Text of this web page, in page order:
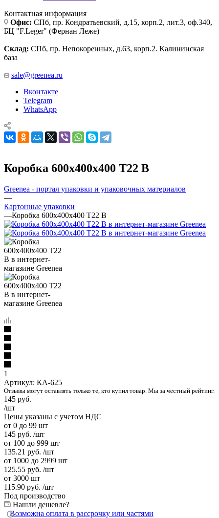
Контактная информация
Офис: СПб, пр. Кондратьевский, д.15, корп.2, лит.3, оф.340,
БЦ "F.Leger" (Фернан Леже)
Склад: СПб, пр. Непокоренных, д.63, корп.2. Калининская
база
sale@greenea.ru
Вконтакте
Telegram
WhatsApp
Коробка 600х400х400 Т22 В
Greenea - портал упаковки и упаковочных материалов
—
Картонные упаковки
—Коробка 600х400х400 Т22 В
1
Артикул: КА-625
Отзывы могут оставлять только те, кто купил товар. Мы за честный рейтинг.
145 руб.
/шт
Цены указаны с учетом НДС
от 0 до 99 шт
145 руб. /шт
от 100 до 999 шт
135.21 руб. /шт
от 1000 до 2999 шт
125.55 руб. /шт
от 3000 шт
115.90 руб. /шт
Под производство
Нашли дешевле?
Возможна оплата в рассрочку или частями